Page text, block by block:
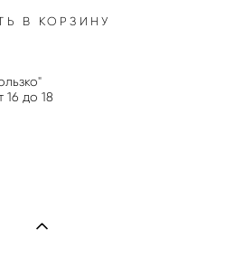
В КОРЗИНУ
16 до 18